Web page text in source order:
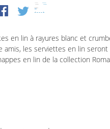
en lin à rayures blanc et
les serviettes en lin
en lin de la collection